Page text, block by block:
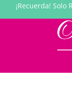
¡Recuerda! Solo